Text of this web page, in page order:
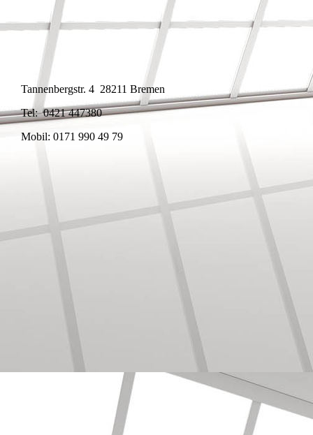
Tannenbergstr. 4 28211 Bremen
Tel: 0421 447380
Mobil: 0171 990 49 79